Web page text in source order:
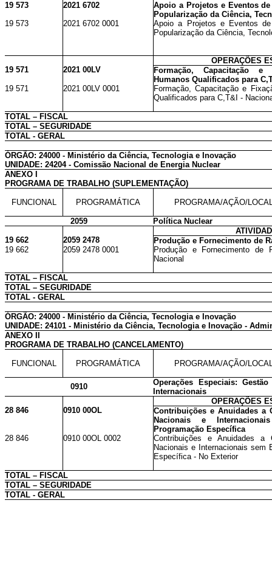
19 573 2021 6702
Apoio a Projetos e Eventos
Popularização da Ciência,
19 573
2021 6702 0001
Apoio a Projetos e Eventos
Popularização da Ciência,
OPERAÇÕES
19 571
2021 00LV
Formação, Capacitação
Humanos Qualificados para
19 571
2021 00LV 0001
Formação, Capacitação e
Qualificados para C,T&I -
TOTAL – FISCAL
TOTAL – SEGURIDADE
TOTAL - GERAL
ÓRGÃO: 24000 - Ministério da Ciência, Tecnologia e Inovação
UNIDADE: 24204 - Comissão Nacional de Energia Nuclear
ANEXO I
PROGRAMA DE TRABALHO (SUPLEMENTAÇÃO)
FUNCIONAL PROGRAMÁTICA PROGRAMA/AÇÃO/
2059
Política Nuclear
19 662
2059 2478
Produção e Fornecimento de
19 662
2059 2478 0001
Produção e Fornecimento de
Nacional
TOTAL – FISCAL
TOTAL – SEGURIDADE
TOTAL - GERAL
ÓRGÃO: 24000 - Ministério da Ciência, Tecnologia e Inovação
UNIDADE: 24101 - Ministério da Ciência, Tecnologia e Inovação -
ANEXO II
PROGRAMA DE TRABALHO (CANCELAMENTO)
FUNCIONAL PROGRAMÁTICA PROGRAMA/AÇÃO/
0910
Operações Especiais:
Internacionais
OPERAÇÕES
28 846
0910 00OL
Contribuições e Anuidades a
Nacionais e
Programação Específica
28 846
0910 00OL 0002
Contribuições e Anuidades a
Nacionais e Internacionais sem
Específica - No Exterior
TOTAL – FISCAL
TOTAL – SEGURIDADE
TOTAL - GERAL